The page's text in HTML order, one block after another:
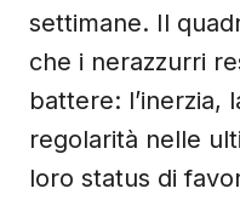
settimane. Il
che i nerazzurri
battere: l’inerzia,
regolarità nelle
loro status di